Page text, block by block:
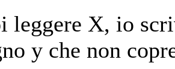
leggere X, io
y che non